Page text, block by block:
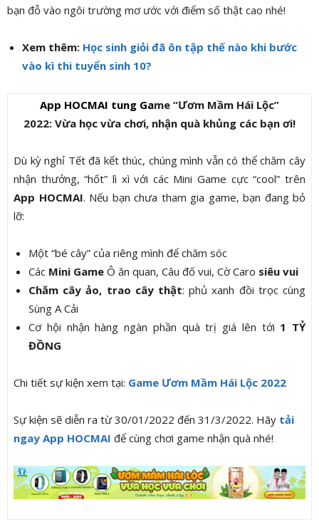
bạn đỗ vào ngôi trường mơ ước với điểm số thật cao nhé!
Xem thêm: Học sinh giỏi đã ôn tập thế nào khi bước
vào kì thi tuyển sinh 10?
App HOCMAI tung Game “Ươm Mầm Hái Lộc”
2022: Vừa học vừa chơi, nhận quà khủng các bạn ơi!
Dù kỳ nghỉ Tết đã kết thúc, chúng mình vẫn có thể chăm cây
nhận thưởng, “hốt” lì xì với các Mini Game cực “cool” trên
App HOCMAI. Nếu bạn chưa tham gia game, bạn đang bỏ
lỡ:
Một “bé cây” của riêng mình để chăm sóc
Các Mini Game Ô ăn quan, Câu đố vui, Cờ Caro siêu vui
Chăm cây ảo, trao cây thật: phủ xanh đồi trọc cùng
Sùng A Cải
Cơ hội nhận hàng ngàn phần quà trị giá lên tới 1 TỶ
ĐỒNG
Chi tiết sự kiện xem tại: Game Ươm Mầm Hái Lộc 2022
Sự kiện sẽ diễn ra từ 30/01/2022 đến 31/3/2022. Hãy tải
ngay App HOCMAI để cùng chơi game nhận quà nhé!